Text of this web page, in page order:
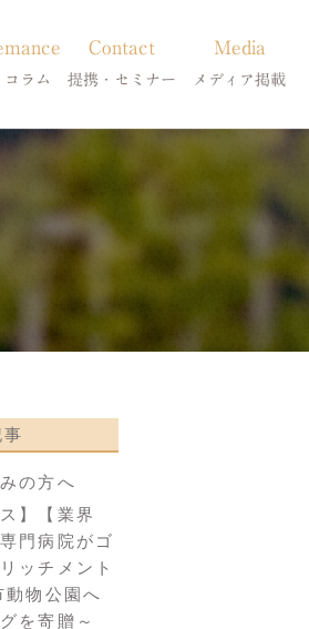
コラム
科のいろは」
Contact
提携・セミナー
診療提携・セミナー開催
Media
メディア掲載
の方へ
】【業界
門病院がゴ
ッチメント
動物公園へ
を寄贈～